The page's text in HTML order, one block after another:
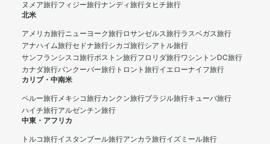
ヌメア旅行フィジー旅行ナンディ旅行タヒチ旅行
北米
アメリカ旅行ニューヨーク旅行ロサンゼルス旅行ラスベガス旅行
アナハイム旅行セドナ旅行シカゴ旅行シアトル旅行
サンフランシスコ旅行ボストン旅行フロリダ旅行ワシントンDC旅行
カナダ旅行バンクーバー旅行 トロント旅行イエローナイフ旅行
カリブ・中南米
ペルー旅行メキシコ旅行カンクン旅行ブラジル旅行キューバ旅行
ハイチ旅行アルゼンチン旅行
中東・アフリカ
トルコ旅行イスタンブール旅行アンカラ旅行イズミール旅行